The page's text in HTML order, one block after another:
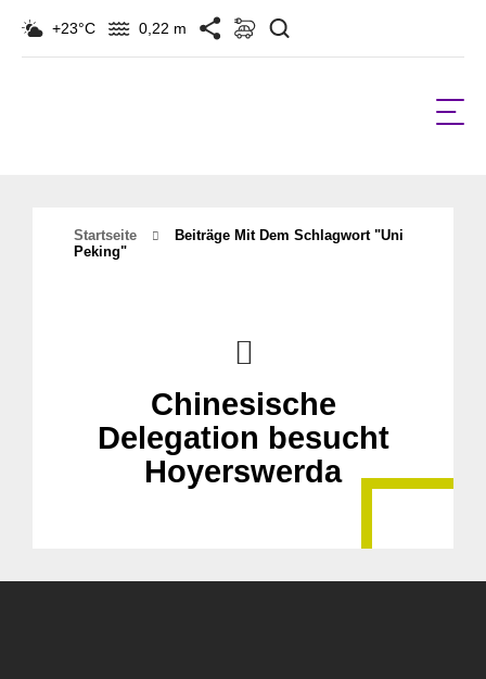
+23°C 0,22 m
Startseite
Beiträge Mit Dem Schlagwort "uni
Peking"
Chinesische
Delegation besucht
Hoyerswerda